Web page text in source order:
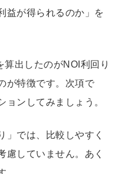
益が得られるのか」を
算出したのがNOI利回り
が特徴です。次項で
ョンしてみましょう。
」では、比較しやすく
慮していません。あく